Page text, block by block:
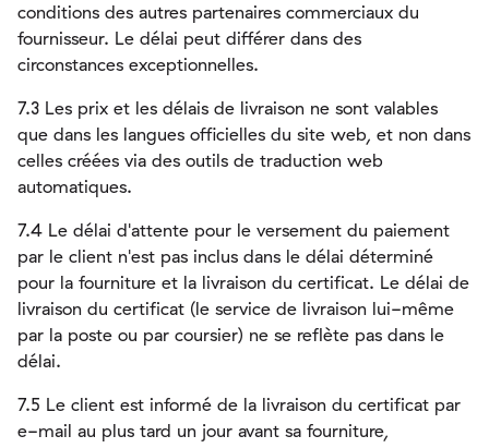
conditions des autres partenaires commerciaux du
fournisseur. Le délai peut différer dans des
circonstances exceptionnelles.
7.3 Les prix et les délais de livraison ne sont valables
que dans les langues officielles du site web, et non dans
celles créées via des outils de traduction web
automatiques.
7.4 Le délai d'attente pour le versement du paiement
par le client n'est pas inclus dans le délai déterminé
pour la fourniture et la livraison du certificat. Le délai de
livraison du certificat (le service de livraison lui-même
par la poste ou par coursier) ne se reflète pas dans le
délai.
7.5 Le client est informé de la livraison du certificat par
e-mail au plus tard un jour avant sa fourniture,